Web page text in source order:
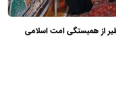
از همبستگی امت اسلامی